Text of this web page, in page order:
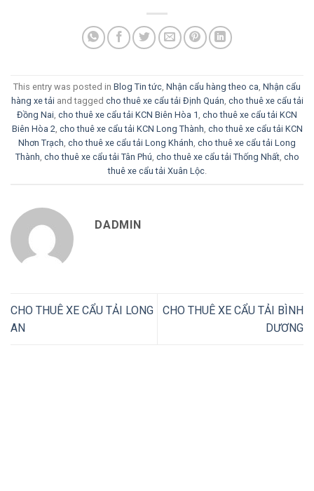
This entry was posted in Blog Tin tức, Nhận cẩu hàng theo ca, Nhận cẩu
hàng xe tải and tagged cho thuê xe cẩu tải Định Quán, cho thuê xe cẩu tải
Đồng Nai, cho thuê xe cẩu tải KCN Biên Hòa 1, cho thuê xe cẩu tải KCN
Biên Hòa 2, cho thuê xe cẩu tải KCN Long Thành, cho thuê xe cẩu tải KCN
Nhơn Trạch, cho thuê xe cẩu tải Long Khánh, cho thuê xe cẩu tải Long
Thành, cho thuê xe cẩu tải Tân Phú, cho thuê xe cẩu tải Thống Nhất, cho
thuê xe cẩu tải Xuân Lộc.
DADMIN
CHO THUÊ XE CẨU TẢI LONG
AN
CHO THUÊ XE CẨU TẢI BÌNH
DƯƠNG